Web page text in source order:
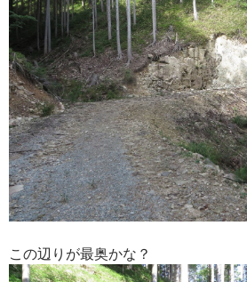
この辺りが最奥かな？